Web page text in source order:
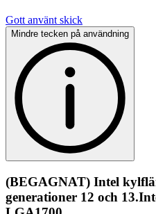
Gott använt skick
Mindre tecken på användning
(BEGAGNAT) Intel
generationer 12 och